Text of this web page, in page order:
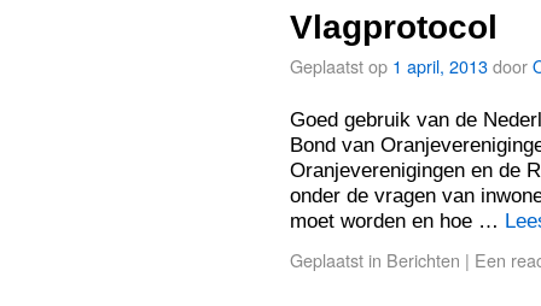
Vlagprotocol
Geplaatst op 1 april, 2013door
Goed gebruik van de
Bond van
Oranjeverenigingen en de
onder de vragen van
moet worden en hoe …
Geplaatst in Berichten | Een